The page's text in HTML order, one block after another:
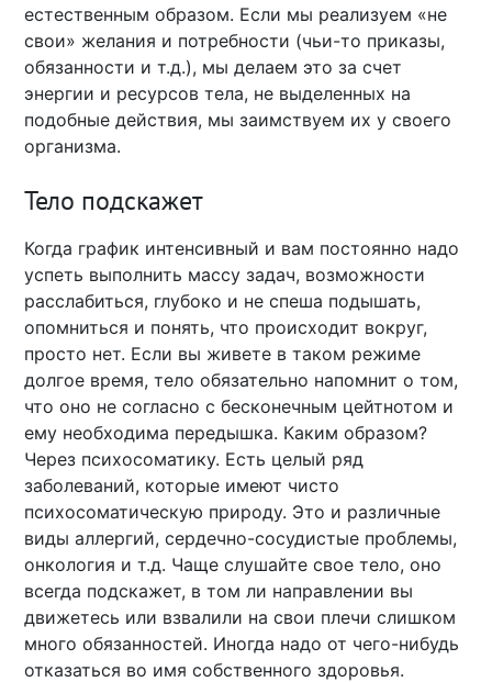
естественным образом. Если мы реализуем «не
свои» желания и потребности (чьи-то приказы,
обязанности и т.д.), мы делаем это за счет
энергии и ресурсов тела, не выделенных на
подобные действия, мы заимствуем их у своего
организма.
Тело подскажет
Когда график интенсивный и вам постоянно надо
успеть выполнить массу задач, возможности
расслабиться, глубоко и не спеша подышать,
опомниться и понять, что происходит вокруг,
просто нет. Если вы живете в таком режиме
долгое время, тело обязательно напомнит о том,
что оно не согласно с бесконечным цейтнотом и
ему необходима передышка. Каким образом?
Через психосоматику. Есть целый ряд
заболеваний, которые имеют чисто
психосоматическую природу. Это и различные
виды аллергий, сердечно-сосудистые проблемы,
онкология и т.д. Чаще слушайте свое тело, оно
всегда подскажет, в том ли направлении вы
движетесь или взвалили на свои плечи слишком
много обязанностей. Иногда надо от чего-нибудь
отказаться во имя собственного здоровья.